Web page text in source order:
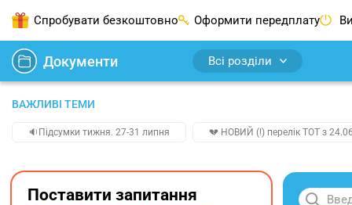
Спробувати безкоштовно Оформити передплату
Документи Всі розділи
ВАЖЛИВІ ТЕМИ
🔉Підсумки тижня. 27-31 липня 💔 НОВИЙ (!) перелік ТОТ з
Поставити запитання